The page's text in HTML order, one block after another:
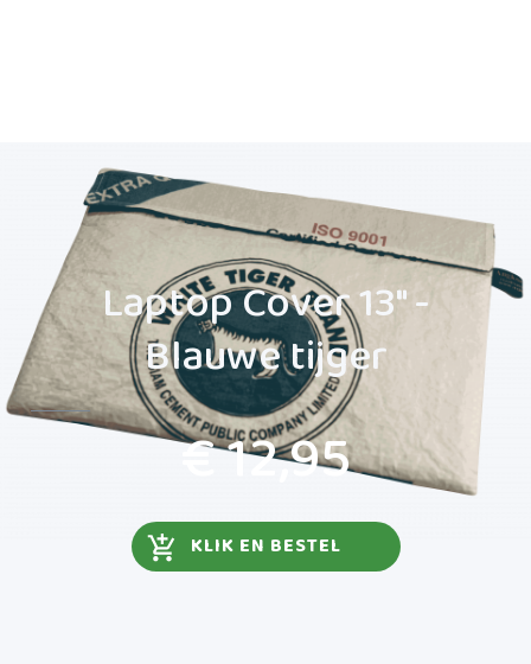
Laptop Cover 13" -
Blauwe tijger
€ 12,95
KLIK EN BESTEL